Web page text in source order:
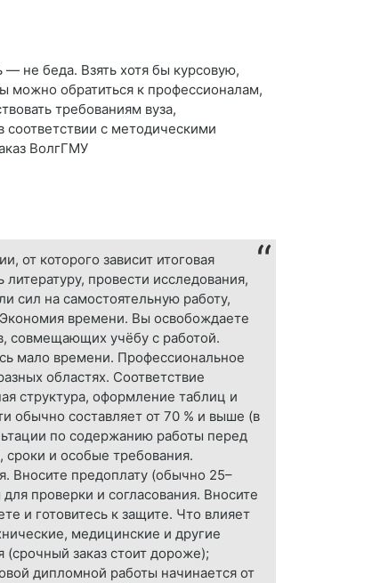
не беда. Взять хотя бы курсовую,
можно обратиться к профессионалам,
требованиям вуза,
с методическими
ВолгГМУ
от которого зависит итоговая
провести исследования,
сил на самостоятельную работу,
времени. Вы освобождаете
совмещающих учёбу с работой.
мало времени. Профессиональное
областях. Соответствие
структура, оформление таблиц и
обычно составляет от 70 % и выше (в
по содержанию работы перед
сроки и особые требования.
Вносите предоплату (обычно 25–
проверки и согласования. Вносите
и готовитесь к защите. Что влияет
медицинские и другие
заказ стоит дороже);
дипломной работы начинается от